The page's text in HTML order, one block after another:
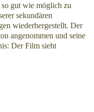
gut wie möglich zu
sekundären
wiederhergestellt. Der
angenommen und seine
Der Film sieht